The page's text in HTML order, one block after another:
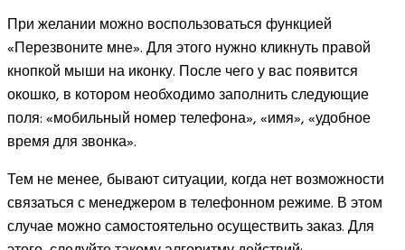
При желании можно воспользоваться функцией
«Перезвоните мне». Для этого нужно кликнуть правой
кнопкой мыши на иконку. После чего у вас появится
окошко, в котором необходимо заполнить следующие
поля: «мобильный номер телефона», «имя», «удобное
время для звонка».
Тем не менее, бывают ситуации, когда нет возможности
связаться с менеджером в телефонном режиме. В этом
случае можно самостоятельно осуществить заказ. Для